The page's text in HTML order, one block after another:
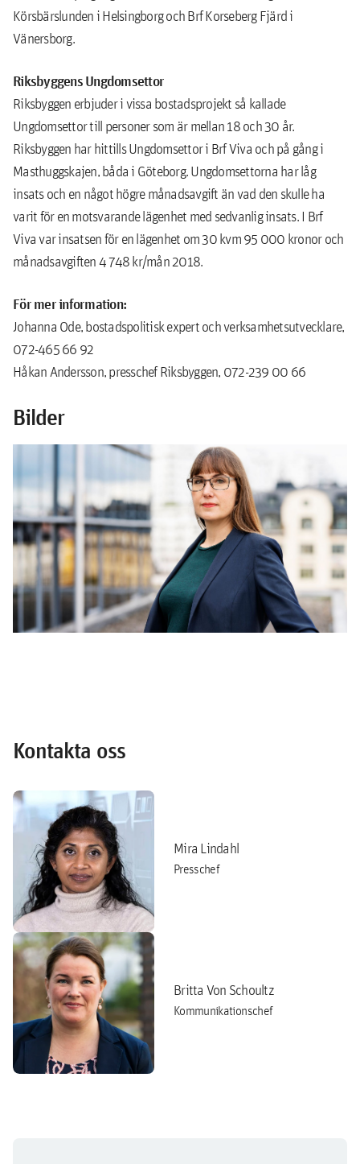
Körsbärslunden i Helsingborg och Brf Korseberg Fjärd i
Vänersborg.
Riksbyggens Ungdomsettor
Riksbyggen erbjuder i vissa bostadsprojekt så kallade
Ungdomsettor till personer som är mellan 18 och 30 år.
Riksbyggen har hittills Ungdomsettor i Brf Viva och på gång i
Masthuggskajen, båda i Göteborg. Ungdomsettorna har låg
insats och en något högre månadsavgift än vad den skulle ha
varit för en motsvarande lägenhet med sedvanlig insats. I Brf
Viva var insatsen för en lägenhet om 30 kvm 95 000 kronor och
månadsavgiften 4 748 kr/mån 2018.
För mer information:
Johanna Ode, bostadspolitisk expert och verksamhetsutvecklare,
072-465 66 92
Håkan Andersson, presschef Riksbyggen, 072-239 00 66
Bilder
Kontakta oss
Mira Lindahl
Presschef
Britta Von Schoultz
Kommunikationschef